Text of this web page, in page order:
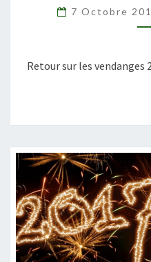
7 Octobre
Retour sur les vendanges